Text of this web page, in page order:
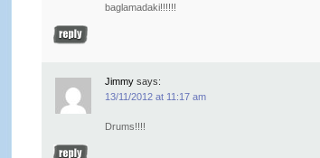
baglamadaki!!!!!!
Jimmy says:
13/11/2012 at 11:17 am
Drums!!!!